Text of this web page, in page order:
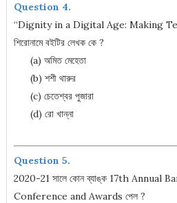
Question 4.
“Dignity in a Digital Age: Making
শিরোনামে বইটির লেখক কে ?
(a) অমিত মেহেতা
(b) শশী থারুর
(c) চেতেশ্বর পুজারা
(d) রো খান্না
Question 5.
2020-21 সালে কোন ব্যাঙ্ক 17th Annual
Conference and Awards পেল ?